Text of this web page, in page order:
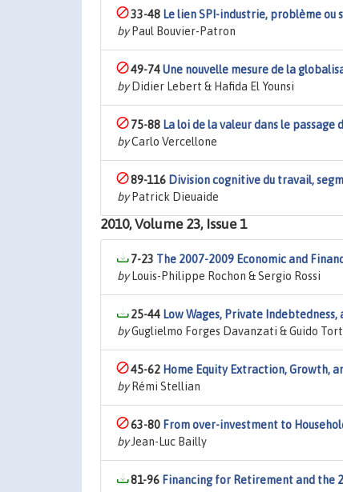
33-48 Le lien SPI-industrie, problème
byPaul Bouvier-Patron
49-74Une nouvelle mesure de la
byDidier Lebert & Hafida El Younsi
75-88 La loi de la valeur dans le
byCarlo Vercellone
89-116 Division cognitive du travail,
byPatrick Dieuaide
2010, Volume 23, Issue 1
7-23 The 2007-2009 Economic and
byLouis-Philippe Rochon & Sergio Rossi
25-44 Low Wages, Private
byGuglielmo Forges Davanzati & Guido
45-62 Home Equity Extraction, Growth,
byRémi Stellian
63-80 From over-investment to
byJean-Luc Bailly
81-96 Financing for Retirement and the